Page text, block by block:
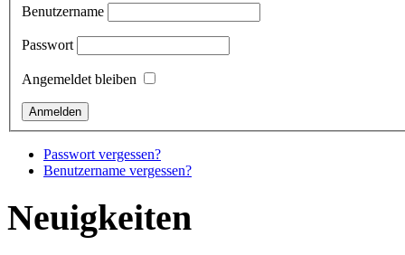
Benutzername
Passwort
Angemeldet bleiben
Passwort vergessen?
Benutzername vergessen?
Neuigkeiten